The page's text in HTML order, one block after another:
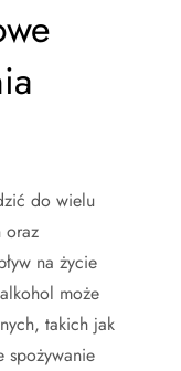
do wielu
oraz
na życie
może
takich jak
spożywanie